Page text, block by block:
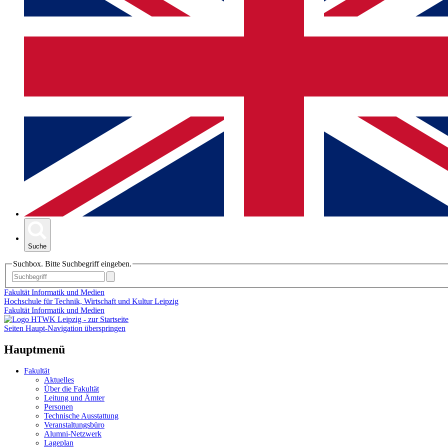
Suche
Suchbox. Bitte Suchbegriff eingeben.
Fakultät Informatik und Medien
Hochschule für Technik, Wirtschaft und Kultur Leipzig
Fakultät Informatik und Medien
Seiten Haupt-Navigation überspringen
Hauptmenü
Fakultät
Aktuelles
Über die Fakultät
Leitung und Ämter
Personen
Technische Ausstattung
Veranstaltungsbüro
Alumni-Netzwerk
Lageplan